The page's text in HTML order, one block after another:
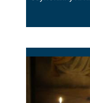
села
собора св.
Павлівка є